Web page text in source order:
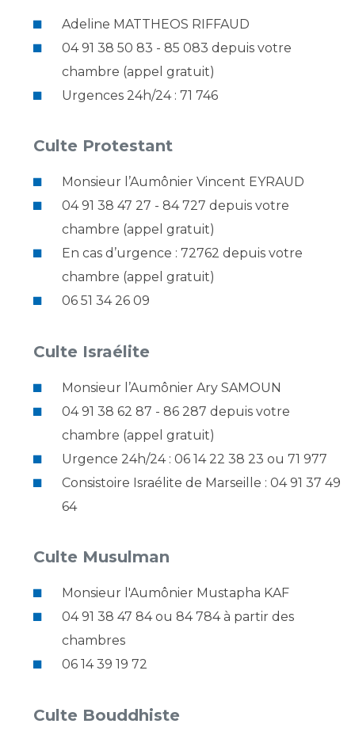
Adeline MATTHEOS RIFFAUD
04 91 38 50 83 - 85 083 depuis votre
chambre (appel gratuit)
Urgences 24h/24 : 71 746
Culte Protestant
Monsieur l’Aumônier Vincent EYRAUD
04 91 38 47 27 - 84 727 depuis votre
chambre (appel gratuit)
En cas d’urgence : 72762 depuis votre
chambre (appel gratuit)
06 51 34 26 09
Culte Israélite
Monsieur l’Aumônier Ary SAMOUN
04 91 38 62 87 - 86 287 depuis votre
chambre (appel gratuit)
Urgence 24h/24 : 06 14 22 38 23 ou 71 977
Consistoire Israélite de Marseille : 04 91 37 49
64
Culte Musulman
Monsieur l'Aumônier Mustapha KAF
04 91 38 47 84 ou 84 784 à partir des
chambres
06 14 39 19 72
Culte Bouddhiste